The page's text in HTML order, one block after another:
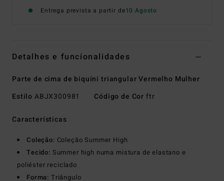
Entrega prevista a partir de10 Agosto
Detalhes e funcionalidades
Parte de cima de biquíni triangular Vermelho Mulher
Estilo ABJX300981 Código de Cor ftr
Características
Coleção: Coleção Summer High
Tecido: Summer high numa mistura de elastano e
poliéster reciclado
Forma: Triângulo